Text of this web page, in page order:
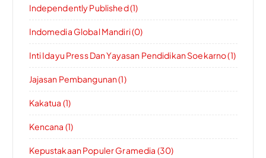
Independently Published (1)
Indomedia Global Mandiri (0)
Inti Idayu Press Dan Yayasan Pendidikan Soekarno (1)
Jajasan Pembangunan (1)
Kakatua (1)
Kencana (1)
Kepustakaan Populer Gramedia (30)